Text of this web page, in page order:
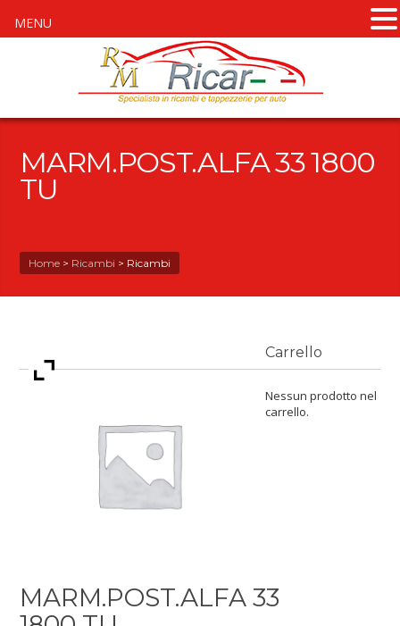
MARM.POST.ALFA 33 1800
TU
Home > Ricambi > Ricambi
MARM.POST.ALFA 33
Carrello
Nessun prodotto nel
carrello.
MENU